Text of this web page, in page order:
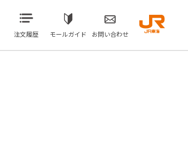
注文履歴 モールガイド お問い合わせ